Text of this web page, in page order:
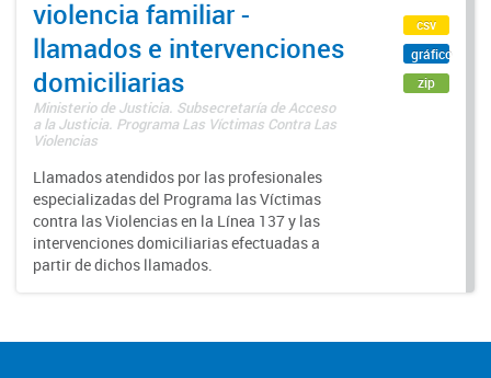
violencia familiar -
llamados e intervenciones
domiciliarias
Ministerio de Justicia. Subsecretaría de Acceso
a la Justicia. Programa Las Víctimas Contra Las
Violencias
Llamados atendidos por las profesionales
especializadas del Programa las Víctimas
contra las Violencias en la Línea 137 y las
intervenciones domiciliarias efectuadas a
partir de dichos llamados.
csv
gráfico
zip